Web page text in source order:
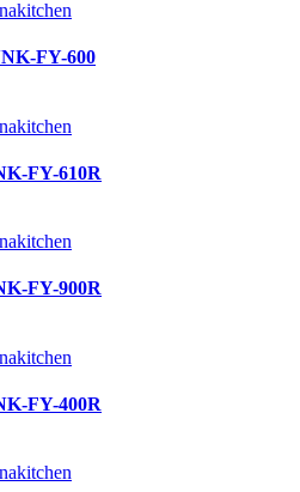
FY-600
FY-610R
FY-900R
FY-400R